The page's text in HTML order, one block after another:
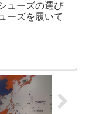
ューズの選び
ーズを履いて